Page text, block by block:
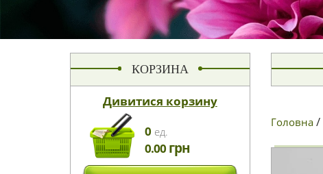
КОРЗИНА
Дивитися корзину
0 eд.
0.00 грн
Головна/